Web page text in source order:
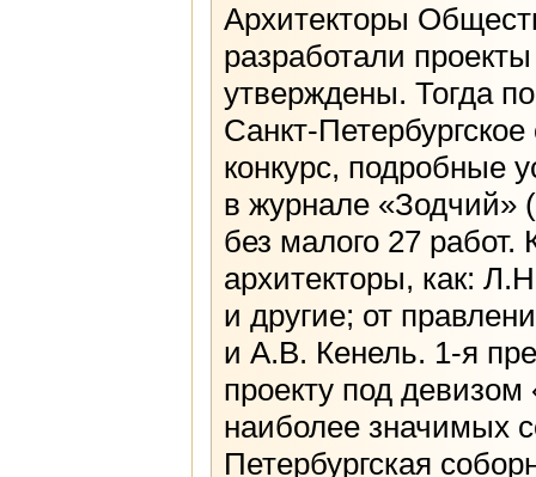
Архитекторы
разработали
утверждены. Тогда
Санкт-
конкурс, подробные
в журнале «Зодчий»
без малого 27
архитекторы, как:
и другие; от
и А.В. Кенель. 1-я
проекту под
наиболее значимых
Петербургская